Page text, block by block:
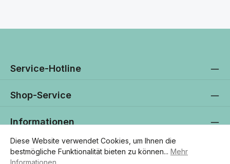
Service-Hotline
Shop-Service
Informationen
Newsletter
Diese Website verwendet Cookies, um Ihnen die
bestmögliche Funktionalität bieten zu können... Mehr
Informationen